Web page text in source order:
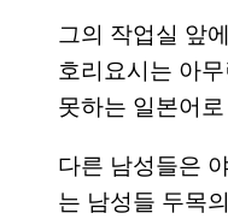
그의 작업실 앞
호리요시는 아
못하는 일본어
다른 남성들은
는 남성들 두목